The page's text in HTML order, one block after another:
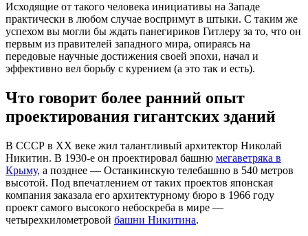
Исходящие от такого человека инициативы на Западе
практически в любом случае воспримут в штыки. С таким же
успехом вы могли бы ждать панегириков Гитлеру за то, что он
первым из правителей западного мира, опираясь на
передовые научные достижения своей эпохи, начал и
эффективно вел борьбу с курением (а это так и есть).
Что говорит более ранний опыт
проектирования гигантских зданий
В СССР в XX веке жил талантливый архитектор Николай
Никитин. В 1930-е он проектировал башню мегаветряка в
Крыму, а позднее — Останкинскую телебашню в 540 метров
высотой. Под впечатлением от таких проектов японская
компания заказала его архитектурному бюро в 1966 году
проект самого высокого небоскреба в мире —
четырехкилометровой башни Никитина.